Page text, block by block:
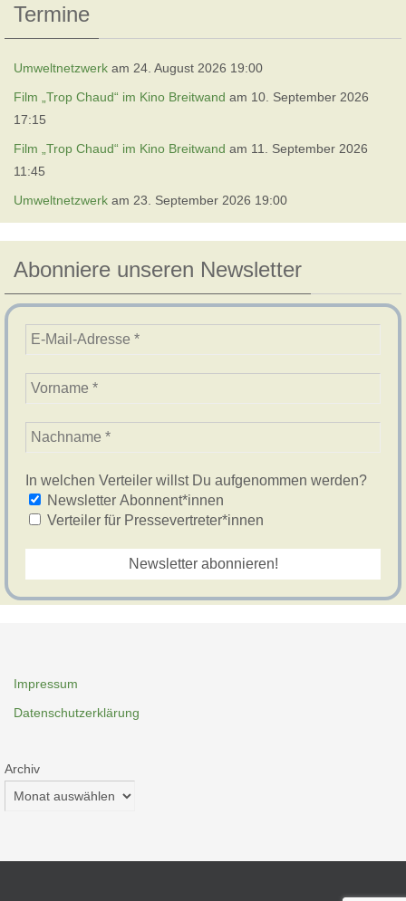
Termine
Umweltnetzwerk am 24. August 2026 19:00
Film „Trop Chaud“ im Kino Breitwand am 10. September 2026
17:15
Film „Trop Chaud“ im Kino Breitwand am 11. September 2026
11:45
Umweltnetzwerk am 23. September 2026 19:00
Abonniere unseren Newsletter
In welchen Verteiler willst Du aufgenommen werden?
Newsletter Abonnent*innen
Verteiler für Pressevertreter*innen
Impressum
Datenschutzerklärung
Archiv